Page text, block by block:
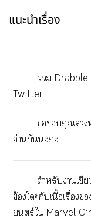
แนะนำเรื่อง

Twitter
คุณล่วง
อ่านกันะะ
สำหรับาเขี
ข้องใๆกับเนื้อเรื่อง
ยนตร์ใ Marvel